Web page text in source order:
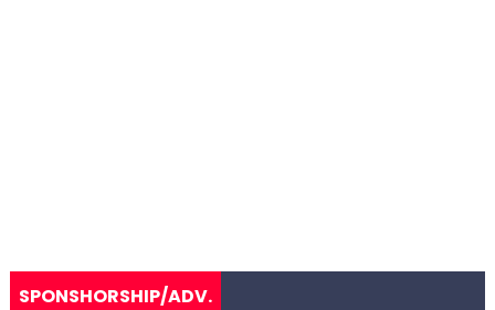
SPONSHORSHIP/ADV.